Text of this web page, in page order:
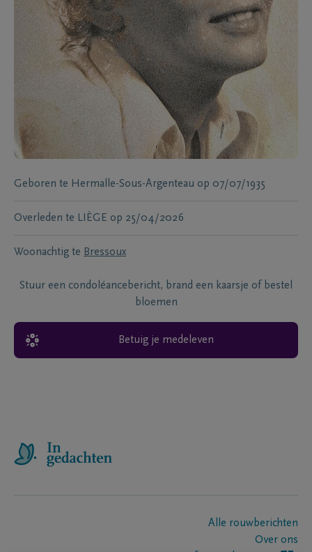
Geboren te Hermalle-Sous-Argenteau op 07/07/1935
Overleden te LIÈGE op 25/04/2026
Woonachtig te Bressoux
Stuur een condoléancebericht, brand een kaarsje of bestel
bloemen
Betuig je medeleven
Alle rouwberichten
Over ons